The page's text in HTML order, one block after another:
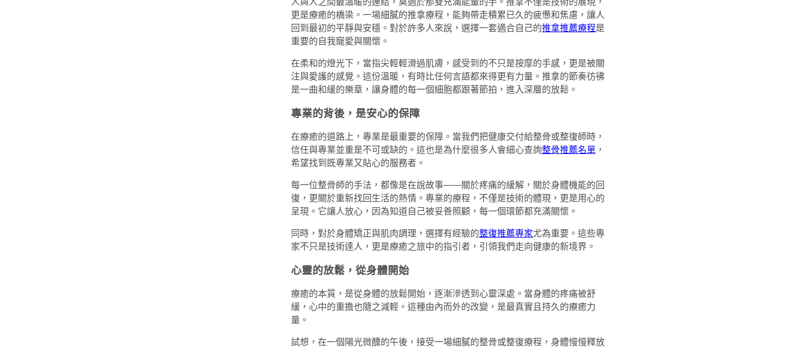
更是療癒的橋梁。一場細膩的推拿療程，能夠帶走積累已久的疲憊和焦慮，讓人
回到最初的平靜與安穩。對於許多人來說，選擇一套適合自己的推拿推薦療程是
重要的自我寵愛與關懷。
在柔和的燈光下，當指尖輕輕滑過肌膚，感受到的不只是按摩的手感，更是被關
注與愛護的感覺。這份溫暖，有時比任何言語都來得更有力量。推拿的節奏彷彿
是一曲和緩的樂章，讓身體的每一個細胞都跟著節拍，進入深層的放鬆。
專業的背後，是安心的保障
在療癒的道路上，專業是最重要的保障。當我們把健康交付給整骨或整復師時，
信任與專業並重是不可或缺的。這也是為什麼很多人會細心查詢整骨推薦名單 ，
希望找到既專業又貼心的服務者。
每一位整骨師的手法，都像是在說故事——關於疼痛的緩解，關於身體機能的回
復，更關於重新找回生活的熱情。專業的療程，不僅是技術的體現，更是用心的
呈現。它讓人放心，因為知道自己被妥善照顧，每一個環節都充滿關懷。
同時，對於身體矯正與肌肉調理，選擇有經驗的整復推薦專家尤為重要。這些專
家不只是技術達人，更是療癒之旅中的指引者，引領我們走向健康的新境界。
心靈的放鬆，從身體開始
療癒的本質，是從身體的放鬆開始，逐漸滲透到心靈深處。當身體的疼痛被舒
緩，心中的重擔也隨之減輕。這種由內而外的改變，是最真實且持久的療癒力
量。
試想，在一個陽光微醺的午後，接受一場細膩的整骨或整復療程，身體慢慢釋放